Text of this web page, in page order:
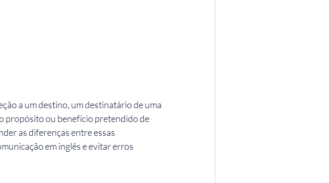
a um destino, um destinatário de uma
propósito ou benefício pretendido de
as diferenças entre essas
em inglês e evitar erros